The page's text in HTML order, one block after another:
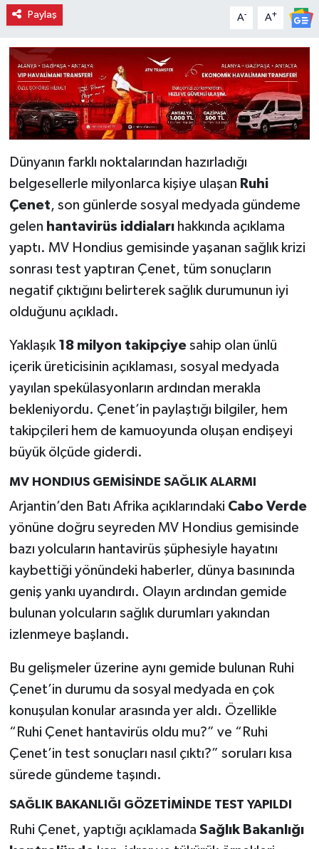
Paylaş A- A+
Dünyanın farklı noktalarından hazırladığı
belgesellerle milyonlarca kişiye ulaşan Ruhi
Çenet, son günlerde sosyal medyada gündeme
gelen hantavirüs iddialarıhakkında açıklama
yaptı. MV Hondius gemisinde yaşanan sağlık krizi
sonrası test yaptıran Çenet, tüm sonuçların
negatif çıktığını belirterek sağlık durumunun iyi
olduğunu açıkladı.
Yaklaşık 18 milyon takipçiyesahip olan ünlü
içerik üreticisinin açıklaması, sosyal medyada
yayılan spekülasyonların ardından merakla
bekleniyordu. Çenet’in paylaştığı bilgiler, hem
takipçileri hem de kamuoyunda oluşan endişeyi
büyük ölçüde giderdi.
MV HONDIUS GEMİSİNDE SAĞLIK ALARMI
Arjantin’den Batı Afrika açıklarındaki Cabo Verde
yönüne doğru seyreden MV Hondius gemisinde
bazı yolcuların hantavirüs şüphesiyle hayatını
kaybettiği yönündeki haberler, dünya basınında
geniş yankı uyandırdı. Olayın ardından gemide
bulunan yolcuların sağlık durumları yakından
izlenmeye başlandı.
Bu gelişmeler üzerine aynı gemide bulunan Ruhi
Çenet’in durumu da sosyal medyada en çok
konuşulan konular arasında yer aldı. Özellikle
“Ruhi Çenet hantavirüs oldu mu?” ve “Ruhi
Çenet’in test sonuçları nasıl çıktı?” soruları kısa
sürede gündeme taşındı.
SAĞLIK BAKANLIĞI GÖZETİMİNDE TEST YAPILDI
Ruhi Çenet, yaptığı açıklamada Sağlık Bakanlığı